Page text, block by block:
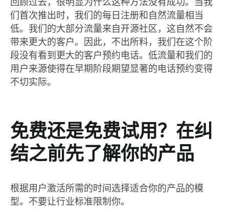
们首次推出时，我们的每日注册和自然流量相当
低。我们的大部分流量来自开源社区，这自然不会
带来更大的客户。因此，不出所料，我们在这个阶
段没有看到更大的客户预约电话。低流量和我们的
用户来源使得在早期阶段期望显著的电话预约变得
不切实际。
免费还是免费试用？在纠
结之前先了解你的产品
根据用户激活所需的时间选择适合你的产品的模
型。不要让行业标准限制你。